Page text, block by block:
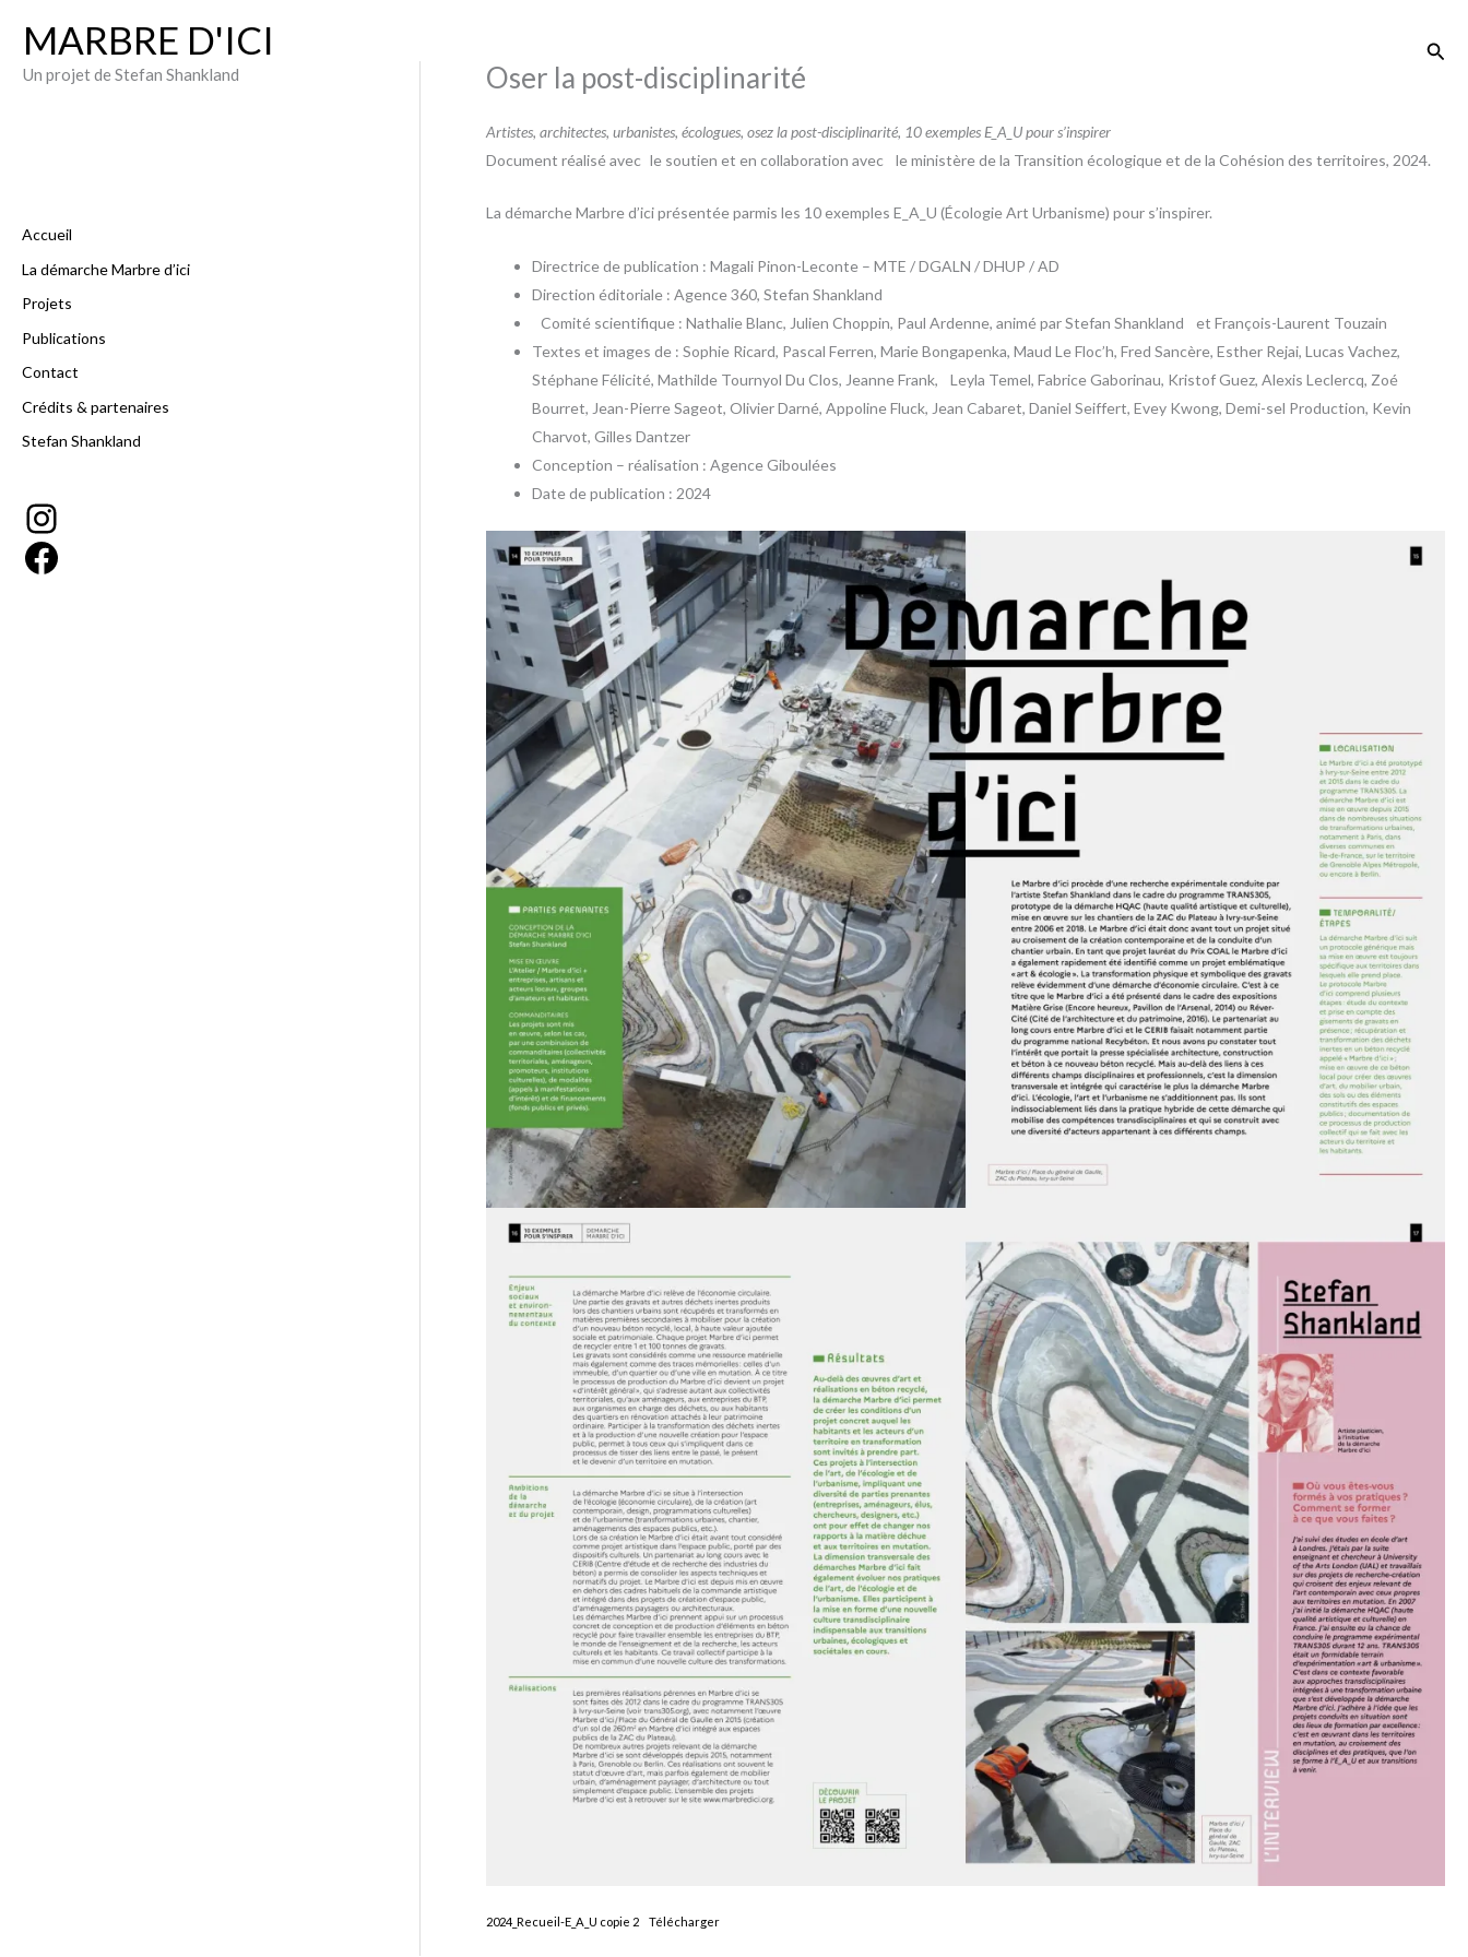
contenu
MARBRE D'ICI
Un projet de Stefan Shankland
Accueil
La démarche Marbre d’ici
Projets
Publications
Contact
Crédits & partenaires
Stefan Shankland
Oser la post-disciplinarité
Artistes, architectes, urbanistes, écologues, osez la post-disciplinarité, 10 exemples E_A_U pour s’inspirer
Document réalisé avec le soutien et en collaboration avec le ministère de la Transition écologique et de la Cohésion des territoires, 2024.
La démarche Marbre d’ici présentée parmis les 10 exemples E_A_U (Écologie Art Urbanisme) pour s’inspirer.
Directrice de publication : Magali Pinon-Leconte – MTE / DGALN / DHUP / AD
Direction éditoriale : Agence 360, Stefan Shankland
Comité scientifique : Nathalie Blanc, Julien Choppin, Paul Ardenne, animé par Stefan Shankland et François-Laurent Touzain
Textes et images de : Sophie Ricard, Pascal Ferren, Marie Bongapenka, Maud Le Floc’h, Fred Sancère, Esther Rejai, Lucas Vachez,
Stéphane Félicité, Mathilde Tournyol Du Clos, Jeanne Frank, Leyla Temel, Fabrice Gaborinau, Kristof Guez, Alexis Leclercq, Zoé
Bourret, Jean-Pierre Sageot, Olivier Darné, Appoline Fluck, Jean Cabaret, Daniel Seiffert, Evey Kwong, Demi-sel Production, Kevin
Charvot, Gilles Dantzer
Conception – réalisation : Agence Giboulées
Date de publication : 2024
2024_Recueil-E_A_U copie 2 Télécharger